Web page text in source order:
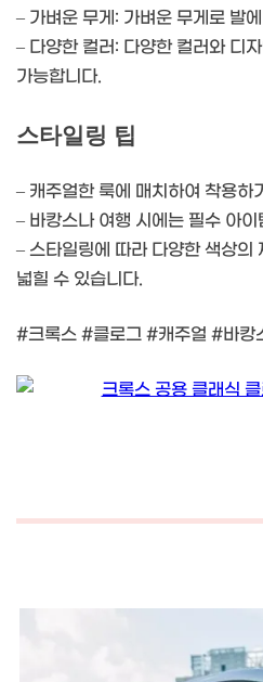
– 가벼운 무게: 가벼운 무게로 발
– 다양한 컬러: 다양한 컬러와 디
가능합니다.
스타일링 팁
– 캐주얼한 룩에 매치하여 착용하
– 바캉스나 여행 시에는 필수 아
– 스타일링에 따라 다양한 색상의
넓힐 수 있습니다.
#크록스 #클로그 #캐주얼 #바캉